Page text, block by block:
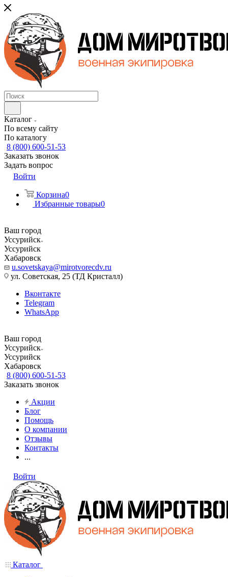
Каталог
По всему сайту
По каталогу
8 (800) 600-51-53
Заказать звонок
Задать вопрос
Войти
Корзина0
Избранные товары0
Ваш город
Уссурийск
Уссурийск
Хабаровск
u.sovetskaya@mirotvorecdv.ru
ул. Советская, 25 (ТД Кристалл)
Вконтакте
Telegram
WhatsApp
Ваш город
Уссурийск
Уссурийск
Хабаровск
8 (800) 600-51-53
Заказать звонок
Акции
Блог
Помощь
О компании
Отзывы
Контакты
...
Войти
Каталог